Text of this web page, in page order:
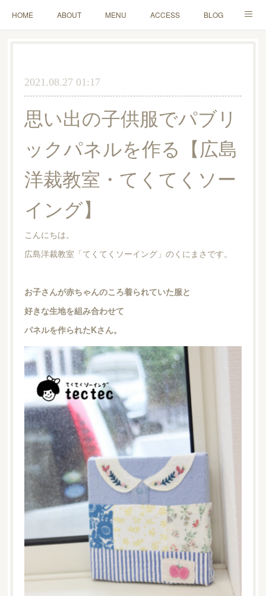
HOME ABOUT MENU ACCESS BLOG
MAIL
2021.08.27 01:17
思い出の子供服でパブリ
ックパネルを作る【広島
洋裁教室・てくてくソー
イング】
こんにちは。
広島洋裁教室「てくてくソーイング」のくにまさです。
お子さんが赤ちゃんのころ着られていた服と
好きな生地を組み合わせて
パネルを作られたKさん。